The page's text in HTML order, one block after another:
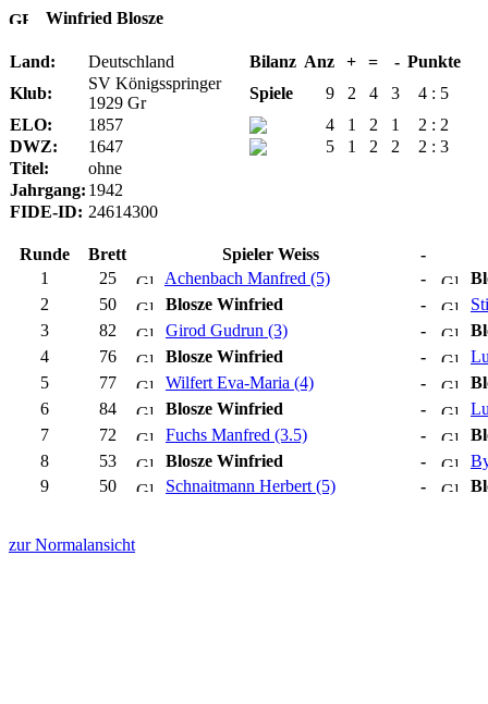
Winfried Blosze
Land: Deutschland Bilanz Anz + = - Punkte
Klub:
SV Königsspringer
1929 Gr
Spiele 9 2 4 3
4 : 5
ELO:
1857 4 1 2 1
2 : 2
DWZ:
1647 5 1 2 2
2 : 3
Titel:
ohne
Jahrgang: 1942
FIDE-ID: 24614300
Runde Brett Spieler Weiss
-
1
25 Achenbach Manfred (5) -
2
50 Blosze Winfried -
3
82 Girod Gudrun (3) -
4
76 Blosze Winfried -
5
77 Wilfert Eva-Maria (4) -
6
84 Blosze Winfried -
7
72 Fuchs Manfred (3.5) -
8
53 Blosze Winfried -
9
50 Schnaitmann Herbert (5) -
zur Normalansicht